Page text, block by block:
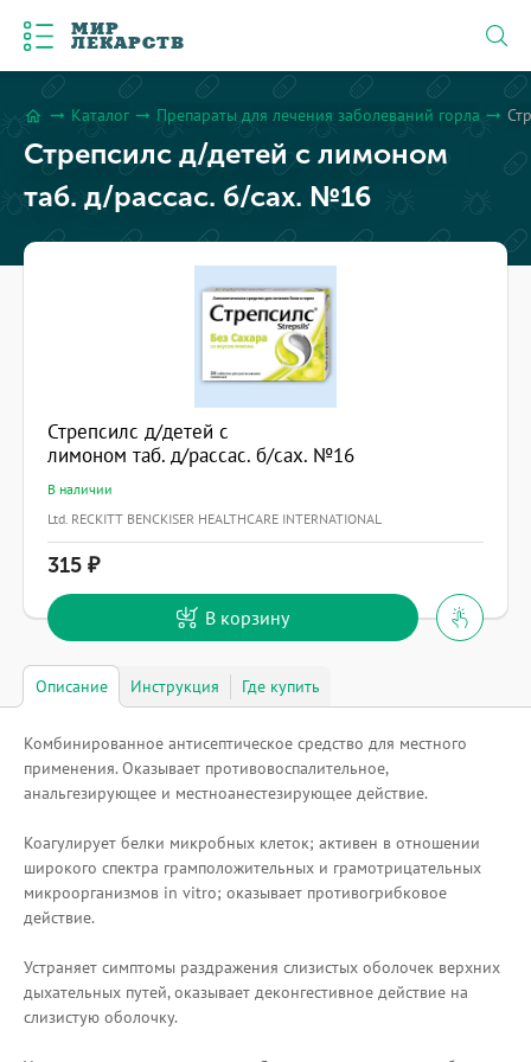
МИР
ЛЕКАРСТВ
home arrow_right_alt Каталог arrow_right_alt Препараты для лечения заболеваний горла arrow_right_alt
Стрепсилс д/детей с лимоном
таб. д/рассас. б/сах. №16
Стрепсилс д/детей с
лимоном таб. д/рассас. б/сах. №16
В наличии
Ltd. RECKITT BENCKISER HEALTHCARE INTERNATIONAL
315
В корзину
Описание Инструкция Где купить
Комбинированное антисептическое средство для местного
применения. Оказывает противовоспалительное,
анальгезирующее и местноанестезирующее действие.
Коагулирует белки микробных клеток; активен в отношении
широкого спектра грамположительных и грамотрицательных
микроорганизмов in vitro; оказывает противогрибковое
действие.
Устраняет симптомы раздражения слизистых оболочек верхних
дыхательных путей, оказывает деконгестивное действие на
слизистую оболочку.